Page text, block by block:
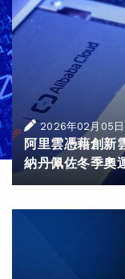
2026年02月05日
阿里雲憑藉創新
納丹佩佐冬季奧